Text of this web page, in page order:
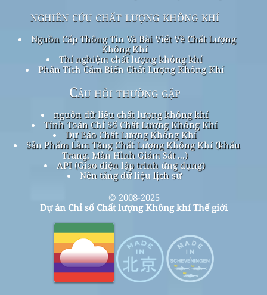
nghiên cứu chất lượng không khí
Nguồn Cấp Thông Tin Và Bài Viết Về Chất Lượng
Không Khí
Thí nghiệm chất lượng không khí
Phân Tích Cảm Biến Chất Lượng Không Khí
Câu hỏi thường gặp
nguồn dữ liệu chất lượng không khí
Tính Toán Chỉ Số Chất Lượng Không Khí
Dự Báo Chất Lượng Không Khí
Sản Phẩm Làm Tăng Chất Lượng Không Khí (khẩu
Trang, Màn Hình Giám Sát ...)
API (Giao diện lập trình ứng dụng)
Nền tảng dữ liệu lịch sử
© 2008-2025
Dự án Chỉ số Chất lượng Không khí Thế giới